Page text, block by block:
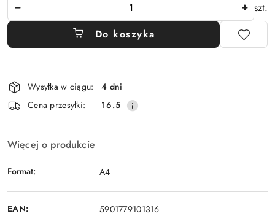
szt.
Do koszyka
Dostępność
i
dostawa
Wysyłka w ciągu:
4 dni
Cena przesyłki:
16.5
Więcej o produkcie
Format: A4
EAN: 5901779101316